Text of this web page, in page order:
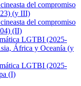
del compromiso
(y III)
del compromiso
(II)
LGTBI (2025-
África y Oceanía (y
LGTBI (2025-
(I)